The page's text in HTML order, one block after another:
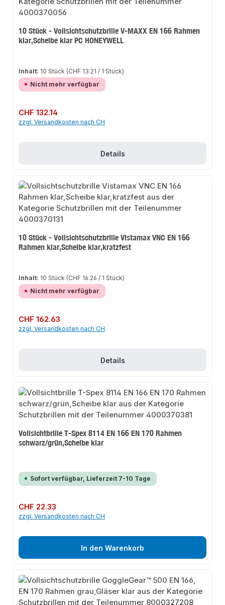
10 Stück - Vollsichtschutzbrille V-MAXX EN 166 Rahmen
klar,Scheibe klar PC HONEYWELL
Inhalt: 10 Stück (CHF 13.21 / 1 Stück)
Nicht mehr verfügbar
Regulärer Preis:
CHF 132.14
zzgl. Versandkosten nach CH
Details
10 Stück - Vollsichtschutzbrille Vistamax VNC EN 166
Rahmen klar,Scheibe klar,kratzfest
Inhalt: 10 Stück (CHF 16.26 / 1 Stück)
Nicht mehr verfügbar
Regulärer Preis:
CHF 162.63
zzgl. Versandkosten nach CH
Details
Vollsichtbrille T-Spex 8114 EN 166 EN 170 Rahmen
schwarz/grün,Scheibe klar
Sofort verfügbar, Lieferzeit 7-10 Tage
Regulärer Preis:
CHF 22.33
zzgl. Versandkosten nach CH
In den Warenkorb